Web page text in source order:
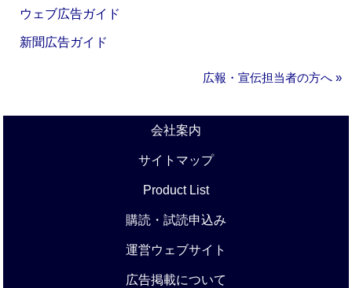
ウェブ広告ガイド
新聞広告ガイド
広報・宣伝担当者の方へ »
会社案内
サイトマップ
Product List
購読・試読申込み
運営ウェブサイト
広告掲載について